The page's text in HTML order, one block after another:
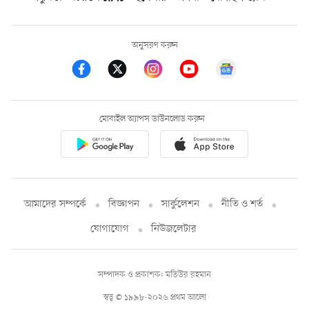
অনুসরণ করুন
মোবাইল অ্যাপস ডাউনলোড করুন
আমাদের সম্পর্কে বিজ্ঞাপন সার্কুলেশন
নীতি ও শর্ত
যোগাযোগ
নিউজলেটার
স্বত্ব © ১৯৯৮-২০২৬ প্রথম আলো
সম্পাদক ও প্রকাশক: মতিউর রহমান